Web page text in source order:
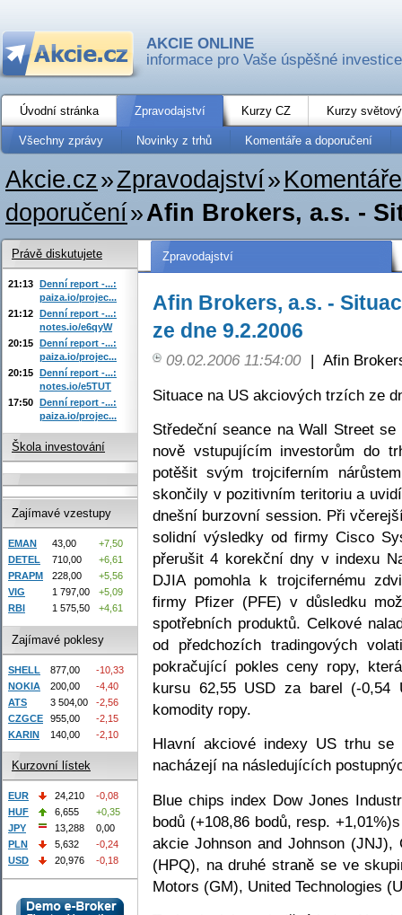
AKCIE ONLINE
informace pro Vaše úspěšné investice
Úvodní stránka Zpravodajství Kurzy CZ Kurzy
Všechny zprávy Novinky z trhů Komentáře a doporučení
Akcie.cz»Zpravodajství»
doporučení»Afin Brokers, a.s. -
Zpravodajství
Afin Brokers, a.s. -
ze dne 9.2.2006
09.02.2006 11:54:00 | Afin
Situace na US akciových trzích ze
Středeční seance na Wall Street
nově vstupujícím investorům do
potěšit svým trojciferním
skončily v pozitivním teritoriu a
dnešní burzovní session. Při
solidní výsledky od firmy Cisco
přerušit 4 korekční dny v indexu
DJIA pomohla k trojcifernému
firmy Pfizer (PFE) v důsledku
spotřebních produktů. Celkové
od předchozích tradingových
pokračující pokles ceny ropy,
kursu 62,55 USD za barel (-0,54
komodity ropy.
Hlavní akciové indexy US trhu se
nacházejí na následujících
Blue chips index Dow Jones
bodů (+108,86 bodů, resp.
akcie Johnson and Johnson (JNJ),
(HPQ), na druhé straně se ve
Motors (GM), United Technologies
Právě diskutujete
21:13 Denní report -...:
paiza.io/projec...
21:12 Denní report -...:
notes.io/e6qyW
20:15 Denní report -...:
paiza.io/projec...
20:15 Denní report -...:
notes.io/e5TUT
17:50 Denní report -...:
paiza.io/projec...
Škola investování
Zajímavé vzestupy
EMAN 43,00
+7,50
DETEL
710,00
+6,61
PRAPM
228,00
+5,56
VIG
1 797,00
+5,09
RBI
1 575,50 +4,61
Zajímavé poklesy
SHELL 877,00
-10,33
NOKIA
200,00
-4,40
ATS
3 504,00
-2,56
CZGCE
955,00
-2,15
KARIN
140,00 -2,10
Kurzovní lístek
EUR 24,210
-0,08
HUF
6,655
+0,35
JPY
13,288
0,00
PLN
5,632
-0,24
USD
20,976 -0,18